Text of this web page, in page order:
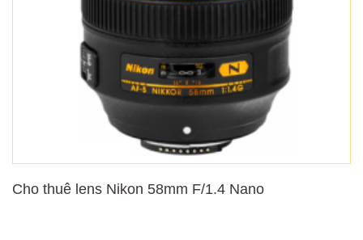
Cho thuê lens Nikon 58mm F/1.4 Nano